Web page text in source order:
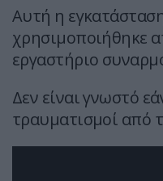
Αυτή η
χρησιμοποιήθηκε
εργαστήριο
Δεν είναι γνωστό
τραυματισμοί από